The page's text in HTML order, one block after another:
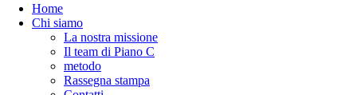
Home
Chi siamo
La nostra missione
Il team di Piano C
metodo
Rassegna stampa